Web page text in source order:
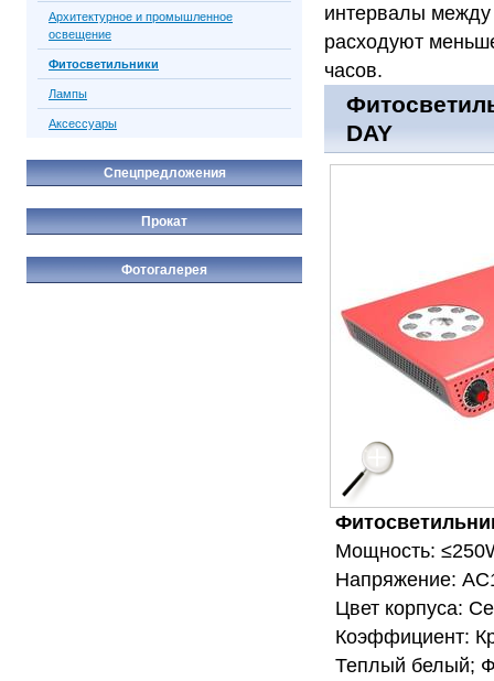
интервалы
расходуют
часов.
DAY
Мощность:
Напряжение:
Цвет корпуса:
Коэффициент:
Теплый белый;
Архитектурное и промышленное
освещение
Фитосветильники
Лампы
Аксессуары
Спецпредложения
Прокат
Фотогалерея